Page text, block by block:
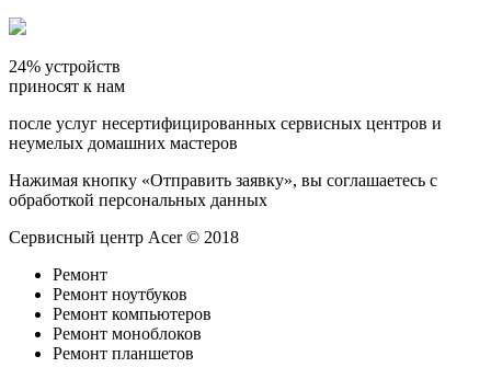
24% устройств
приносят к нам
после услуг несертифицированных сервисных центров и
неумелых домашних мастеров
Нажимая кнопку «Отправить заявку», вы соглашаетесь с
обработкой персональных данных
Сервисный центр Acer © 2018
Ремонт
Ремонт ноутбуков
Ремонт компьютеров
Ремонт моноблоков
Ремонт планшетов